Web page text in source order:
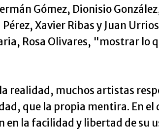
Gómez, Dionisio
Xavier Ribas y Juan
Rosa Olivares, "mostrar lo
realidad, muchos artistas
que la propia mentira. En
la facilidad y libertad de su